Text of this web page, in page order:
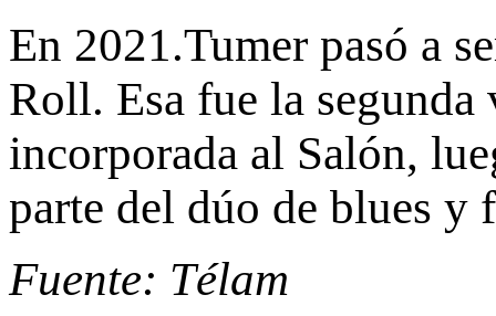
En 2021.Tumer pasó a
Roll. Esa fue la
incorporada al Salón,
parte del dúo de blues y
Fuente: Télam